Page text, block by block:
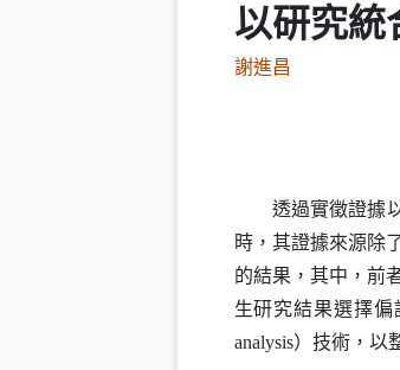
以研究統
謝進昌
透過實徵證據以
時，其證據來源除
的結果，其中，前
生研究結果選擇
analysis）技術，以